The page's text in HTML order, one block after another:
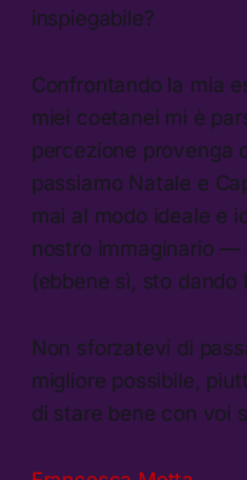
inspiegabile?
Confrontando la mia
miei coetanei mi è
percezione provenga
passiamo Natale e
mai al modo ideale e
nostro immaginario —
(ebbene sì, sto
Non sforzatevi di
migliore possibile,
di stare bene con voi